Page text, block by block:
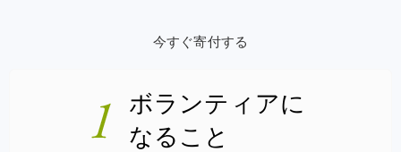
今すぐ寄付する
ボランティアに
なること